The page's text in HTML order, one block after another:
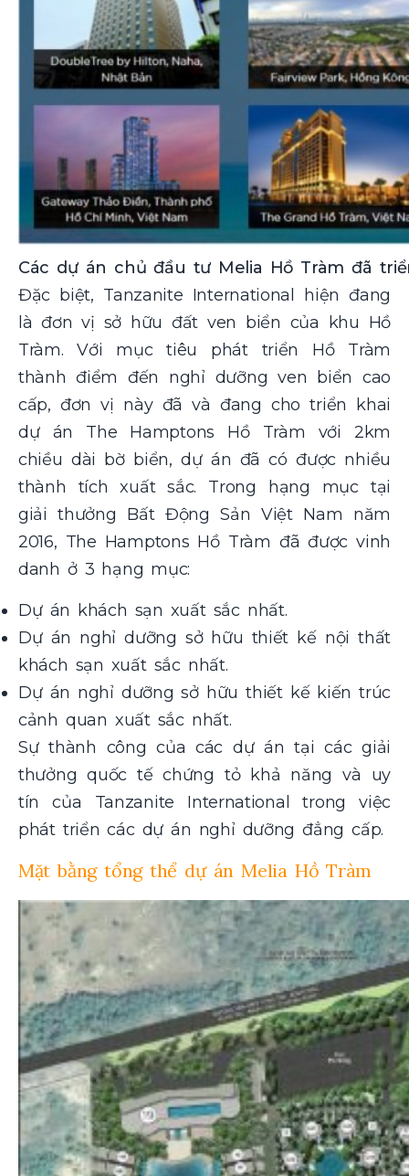
Các dự án chủ đầu tư Melia Hồ Tràm đã
Đặc biệt, Tanzanite International hiện đang
là đơn vị sở hữu đất ven biển của khu Hồ
Tràm. Với mục tiêu phát triển Hồ Tràm
thành điểm đến nghỉ dưỡng ven biển cao
cấp, đơn vị này đã và đang cho triển khai
dự án The Hamptons Hồ Tràm với 2km
chiều dài bờ biển, dự án đã có được nhiều
thành tích xuất sắc. Trong hạng mục tại
giải thưởng Bất Động Sản Việt Nam năm
2016, The Hamptons Hồ Tràm đã được vinh
danh ở 3 hạng mục:
Dự án khách sạn xuất sắc nhất.
Dự án nghỉ dưỡng sở hữu thiết kế nội thất
khách sạn xuất sắc nhất.
Dự án nghỉ dưỡng sở hữu thiết kế kiến trúc
cảnh quan xuất sắc nhất.
Sự thành công của các dự án tại các giải
thưởng quốc tế chứng tỏ khả năng và uy
tín của Tanzanite International trong việc
phát triển các dự án nghỉ dưỡng đẳng cấp.
Mặt bằng tổng thể dự án Melia Hồ Tràm